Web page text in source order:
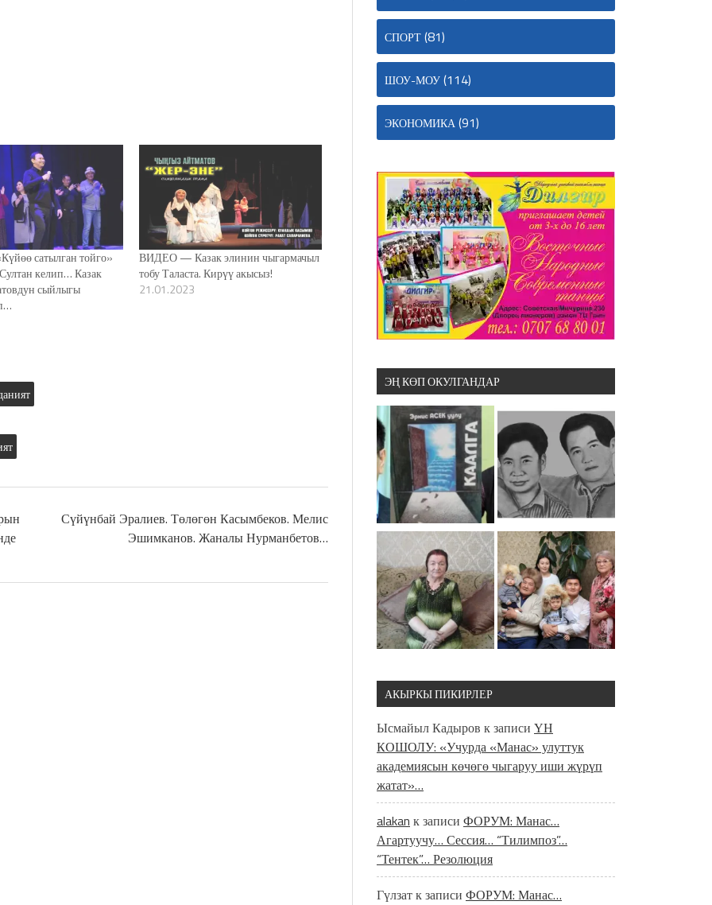
сатылган тойго»
келип… Казак
сыйлыгы
ВИДЕО — Казак элинин чыгармачыл
тобу Таласта. Кирүү акысыз!
21.01.2023
Сүйүнбай Эралиев. Төлөгөн Касымбеков. Мелис
Эшимканов. Жаналы Нурманбетов…
СПОРТ(81)
ШОУ-МОУ(114)
ЭКОНОМИКА(91)
ЭҢ КӨП ОКУЛГАНДАР
АКЫРКЫ ПИКИРЛЕР
Ысмайыл Кадыров к записи ҮН
КОШОЛУ: «Учурда «Манас» улуттук
академиясын көчөгө чыгаруу иши жүрүп
жатат»…
alakan к записи ФОРУМ: Манас…
Агартуучу… Сессия… “Тилимпоз”…
“Тентек”… Резолюция
Гүлзатк записи ФОРУМ: Манас…